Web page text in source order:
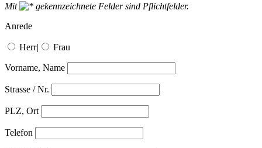
Mit
gekennzeichnete Felder sind Pflichtfelder.
Anrede
Herr| Frau
Vorname, Name
Strasse / Nr.
PLZ, Ort
Telefon